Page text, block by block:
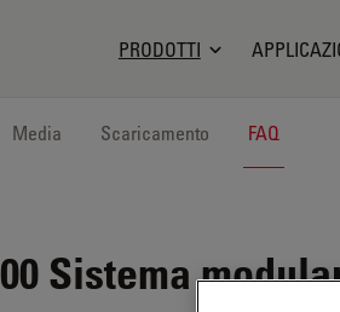
Logo
PRODOTTI
Media Scaricamento FAQ
Sistema